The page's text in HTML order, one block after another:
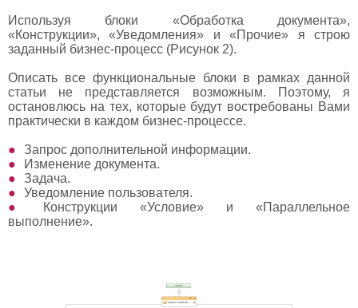
Используя блоки «Обработка документа»,
«Конструкции», «Уведомления» и «Прочие» я строю
заданный бизнес-процесс (Рисунок 2).
Описать все функциональные блоки в рамках данной
статьи не представляется возможным. Поэтому, я
остановлюсь на тех, которые будут востребованы Вами
практически в каждом бизнес-процессе.
Запрос дополнительной информации.
Изменение документа.
Задача.
Уведомление пользователя.
Конструкции «Условие» и «Параллельное
выполнение».